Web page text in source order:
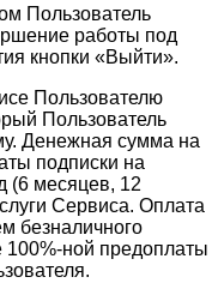
Пользователь
работы под
кнопки «Выйти».
Пользователю
Пользователь
Денежная сумма на
подписки на
(6 месяцев, 12
Сервиса. Оплата
безналичного
ной предоплаты